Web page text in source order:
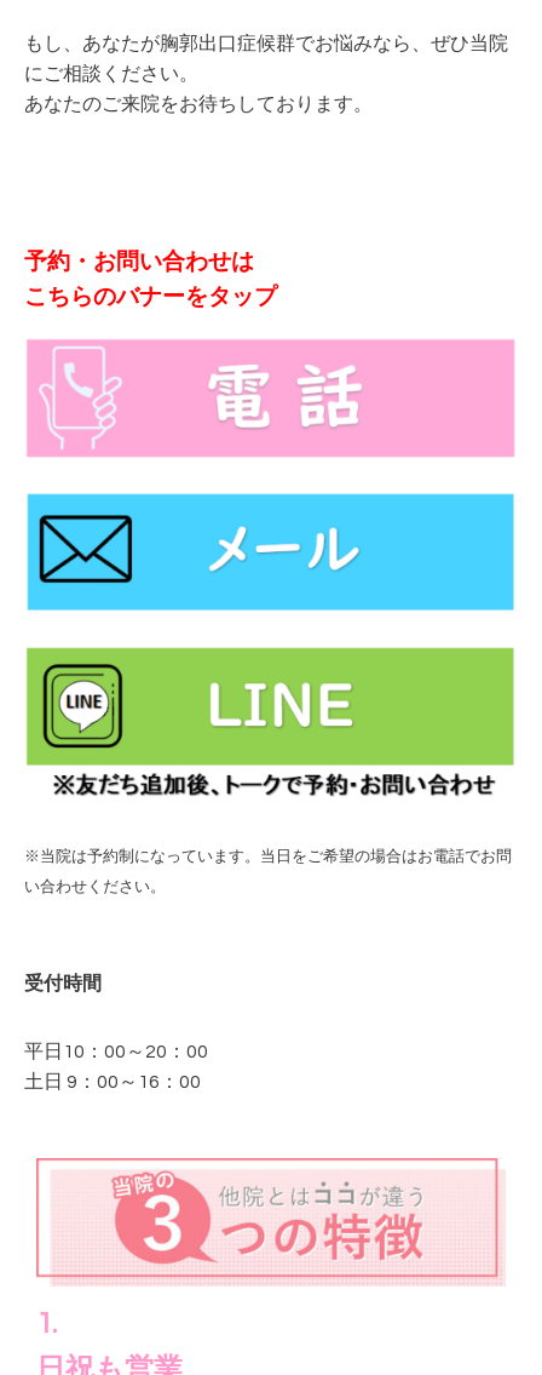
もし、あなたが胸郭出口症候群でお悩みなら、ぜひ当院
にご相談ください。
あなたのご来院をお待ちしております。
予約・お問い合わせは
こちらのバナーをタップ
※当院は予約制になっています。当日をご希望の場合はお電話でお問
い合わせください。
受付時間
平日10：00～20：00
土日 9：00～16：00
1.